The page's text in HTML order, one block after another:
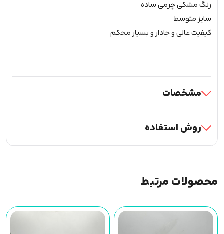
رنگ مشکی چرمی ساده
سایز متوسط
کیفیت عالی و جادار و بسیار محکم
مشخصات
روش استفاده
محصولات مرتبط